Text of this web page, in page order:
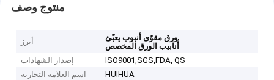
منتوج وصف
أبرز ورق مقوّى أنبوب يعبّئ,
أنابيب الورق المخصص
إصدار الشهادات
ISO9001,SGS,FDA, QS
اسم العلامة التجارية
HUIHUA